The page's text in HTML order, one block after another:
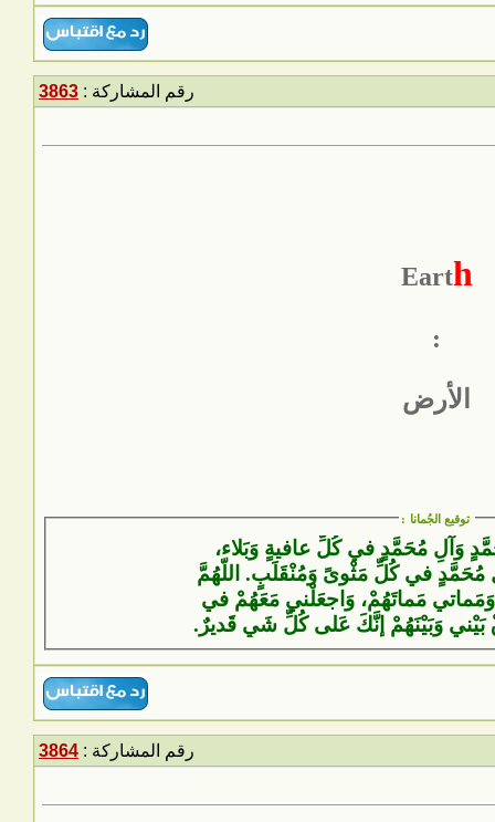
رقم المشاركة : 3863
Earth
:
الأرض
توقيع الجُمانا :
وَآلِ مُحَمَّدٍ في كُلِّ عافيةٍ وَبَلاء،
مُحَمَّدٍ في كُلِّ مَثْوىً وَمُنْقَلَبٍ. اللّهُمَّ
مَماتَهُمْ، وَاجعَلْني مَعَهُمْ في
بَيْني وَبَيْنَهُمْ إنَّكَ عَلى كُلِّ شَيٍ قَديرٌ.
رقم المشاركة : 3864